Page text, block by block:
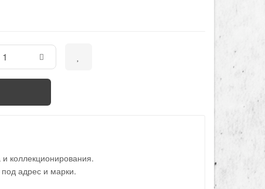
и коллекционирования.
адрес и марки.